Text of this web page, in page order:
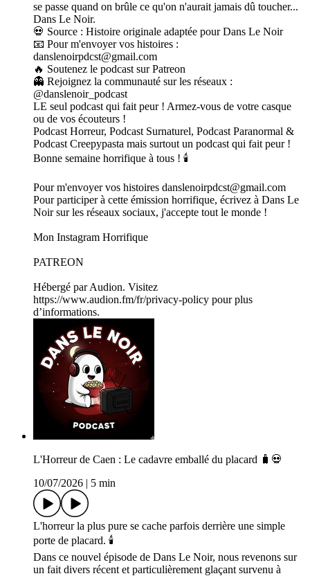
se passe quand on brûle ce qu'on n'aurait jamais dû toucher...
Dans Le Noir.
💀 Source : Histoire originale adaptée pour Dans Le Noir
📧 Pour m'envoyer vos histoires :
danslenoirpdcst@gmail.com
🔥 Soutenez le podcast sur Patreon
👻 Rejoignez la communauté sur les réseaux :
@danslenoir_podcast
LE seul podcast qui fait peur ! Armez-vous de votre casque
ou de vos écouteurs !
Podcast Horreur, Podcast Surnaturel, Podcast Paranormal &
Podcast Creepypasta mais surtout un podcast qui fait peur !
Bonne semaine horrifique à tous ! 🕯️
Pour m'envoyer vos histoires danslenoirpdcst@gmail.com
Pour participer à cette émission horrifique, écrivez à Dans Le
Noir sur les réseaux sociaux, j'accepte tout le monde !
Mon Instagram Horrifique
PATREON
Hébergé par Audion. Visitez
https://www.audion.fm/fr/privacy-policy pour plus
d’informations.
L'Horreur de Caen : Le cadavre emballé du placard 🧳💀
10/07/2026
5 min
L'horreur la plus pure se cache parfois derrière une simple
porte de placard. 🕯️
Dans ce nouvel épisode de Dans Le Noir, nous revenons sur
un fait divers récent et particulièrement glaçant survenu à